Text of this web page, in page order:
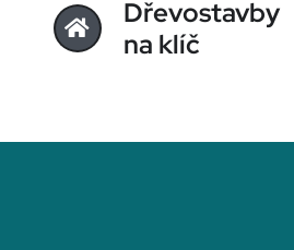
Dřevostavby
na klíč